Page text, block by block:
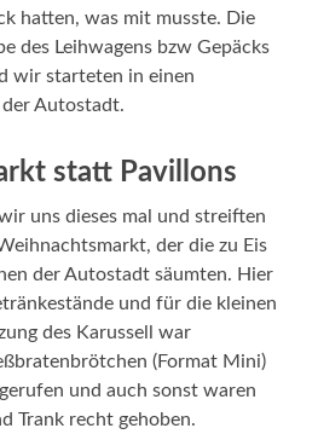
hatten, was mit musste. Die
des Leihwagens bzw Gepäcks
wir starteten in einen
der Autostadt.
statt Pavillons
uns dieses mal und streiften
der die zu Eis
der Autostadt säumten. Hier
und für die kleinen
des Karussell war
(Format Mini)
und auch sonst waren
Trank recht gehoben.